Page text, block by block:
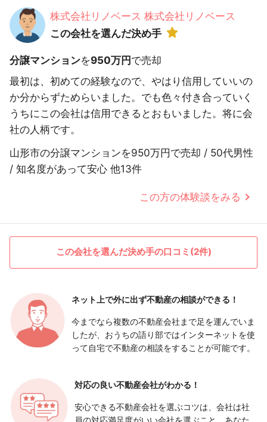
株式会社リノベース 株式会社リノベース
この会社を選んだ決め手
分譲マンションを950万円 で売却
最初は、初めての経験なので、やはり信用していいの
か分からずためらいました。でも色々付き合っていく
うちにこの会社は信用できるとおもいました。将に会
社の人柄です。
山形市の分譲マンションを950万円で売却 / 50代男性
/ 知名度があって安心 他13件
この方の体験談をみる
この会社を選んだ決め手の口コミ(2件)
ネット上で外に出ず不動産の相談ができる！
今までなら複数の不動産会社まで足を運んでいま
したが、おうちの語り部ではインターネットを使
って自宅で不動産の相談をすることが可能です。
対応の良い不動産会社がわかる！
安心できる不動産会社を選ぶコツは、会社は社